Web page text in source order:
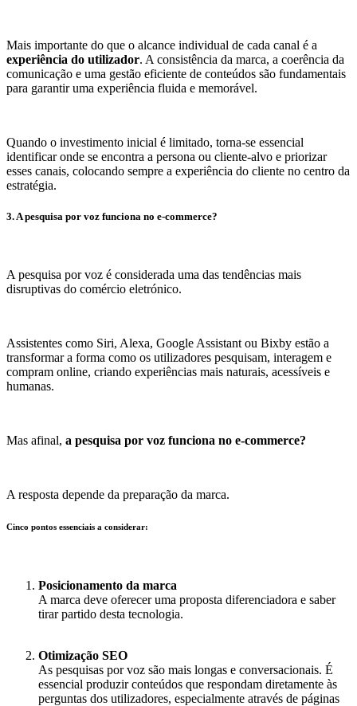
Mais importante do que o alcance individual de cada canal é a
experiência do utilizador. A consistência da marca, a coerência da
comunicação e uma gestão eficiente de conteúdos são fundamentais
para garantir uma experiência fluida e memorável.
Quando o investimento inicial é limitado, torna-se essencial
identificar onde se encontra a persona ou cliente-alvo e priorizar
esses canais, colocando sempre a experiência do cliente no centro da
estratégia.
3. A pesquisa por voz funciona no e-commerce?
A pesquisa por voz é considerada uma das tendências mais
disruptivas do comércio eletrónico.
Assistentes como Siri, Alexa, Google Assistant ou Bixby estão a
transformar a forma como os utilizadores pesquisam, interagem e
compram online, criando experiências mais naturais, acessíveis e
humanas.
Mas afinal, a pesquisa por voz funciona no e-commerce?
A resposta depende da preparação da marca.
Cinco pontos essenciais a considerar:
Posicionamento da marca
A marca deve oferecer uma proposta diferenciadora e saber
tirar partido desta tecnologia.
Otimização SEO
As pesquisas por voz são mais longas e conversacionais. É
essencial produzir conteúdos que respondam diretamente às
perguntas dos utilizadores, especialmente através de páginas